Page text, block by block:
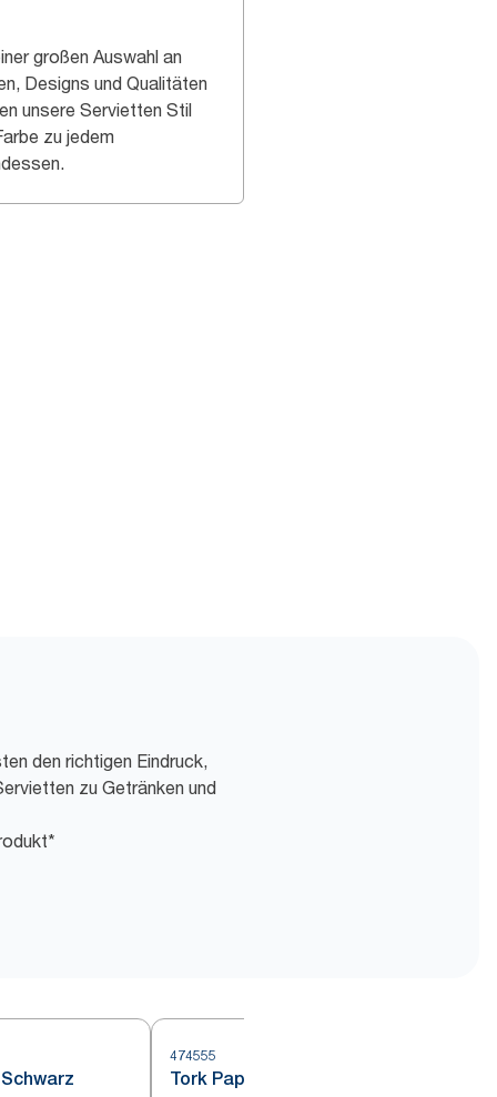
großen Auswahl an
Designs und Qualitäten
unsere Servietten Stil
zu jedem
den richtigen Eindruck,
zu Getränken und
474555
Tork Papier-Tischset Anthrazit